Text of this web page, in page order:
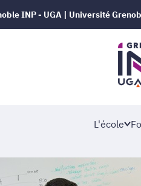
INP - UGA | Université
L'école